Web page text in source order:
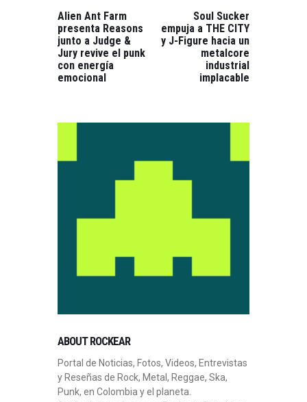
POST:
Alien Ant Farm
presenta Reasons
junto a Judge &
Jury revive el punk
con energía
emocional
Soul Sucker
empuja a THE CITY
y J-Figure hacia un
metalcore
industrial
implacable
ABOUT ROCKEAR
Portal de Noticias, Fotos, Videos, Entrevistas
y Reseñas de Rock, Metal, Reggae, Ska,
Punk, en Colombia y el planeta.